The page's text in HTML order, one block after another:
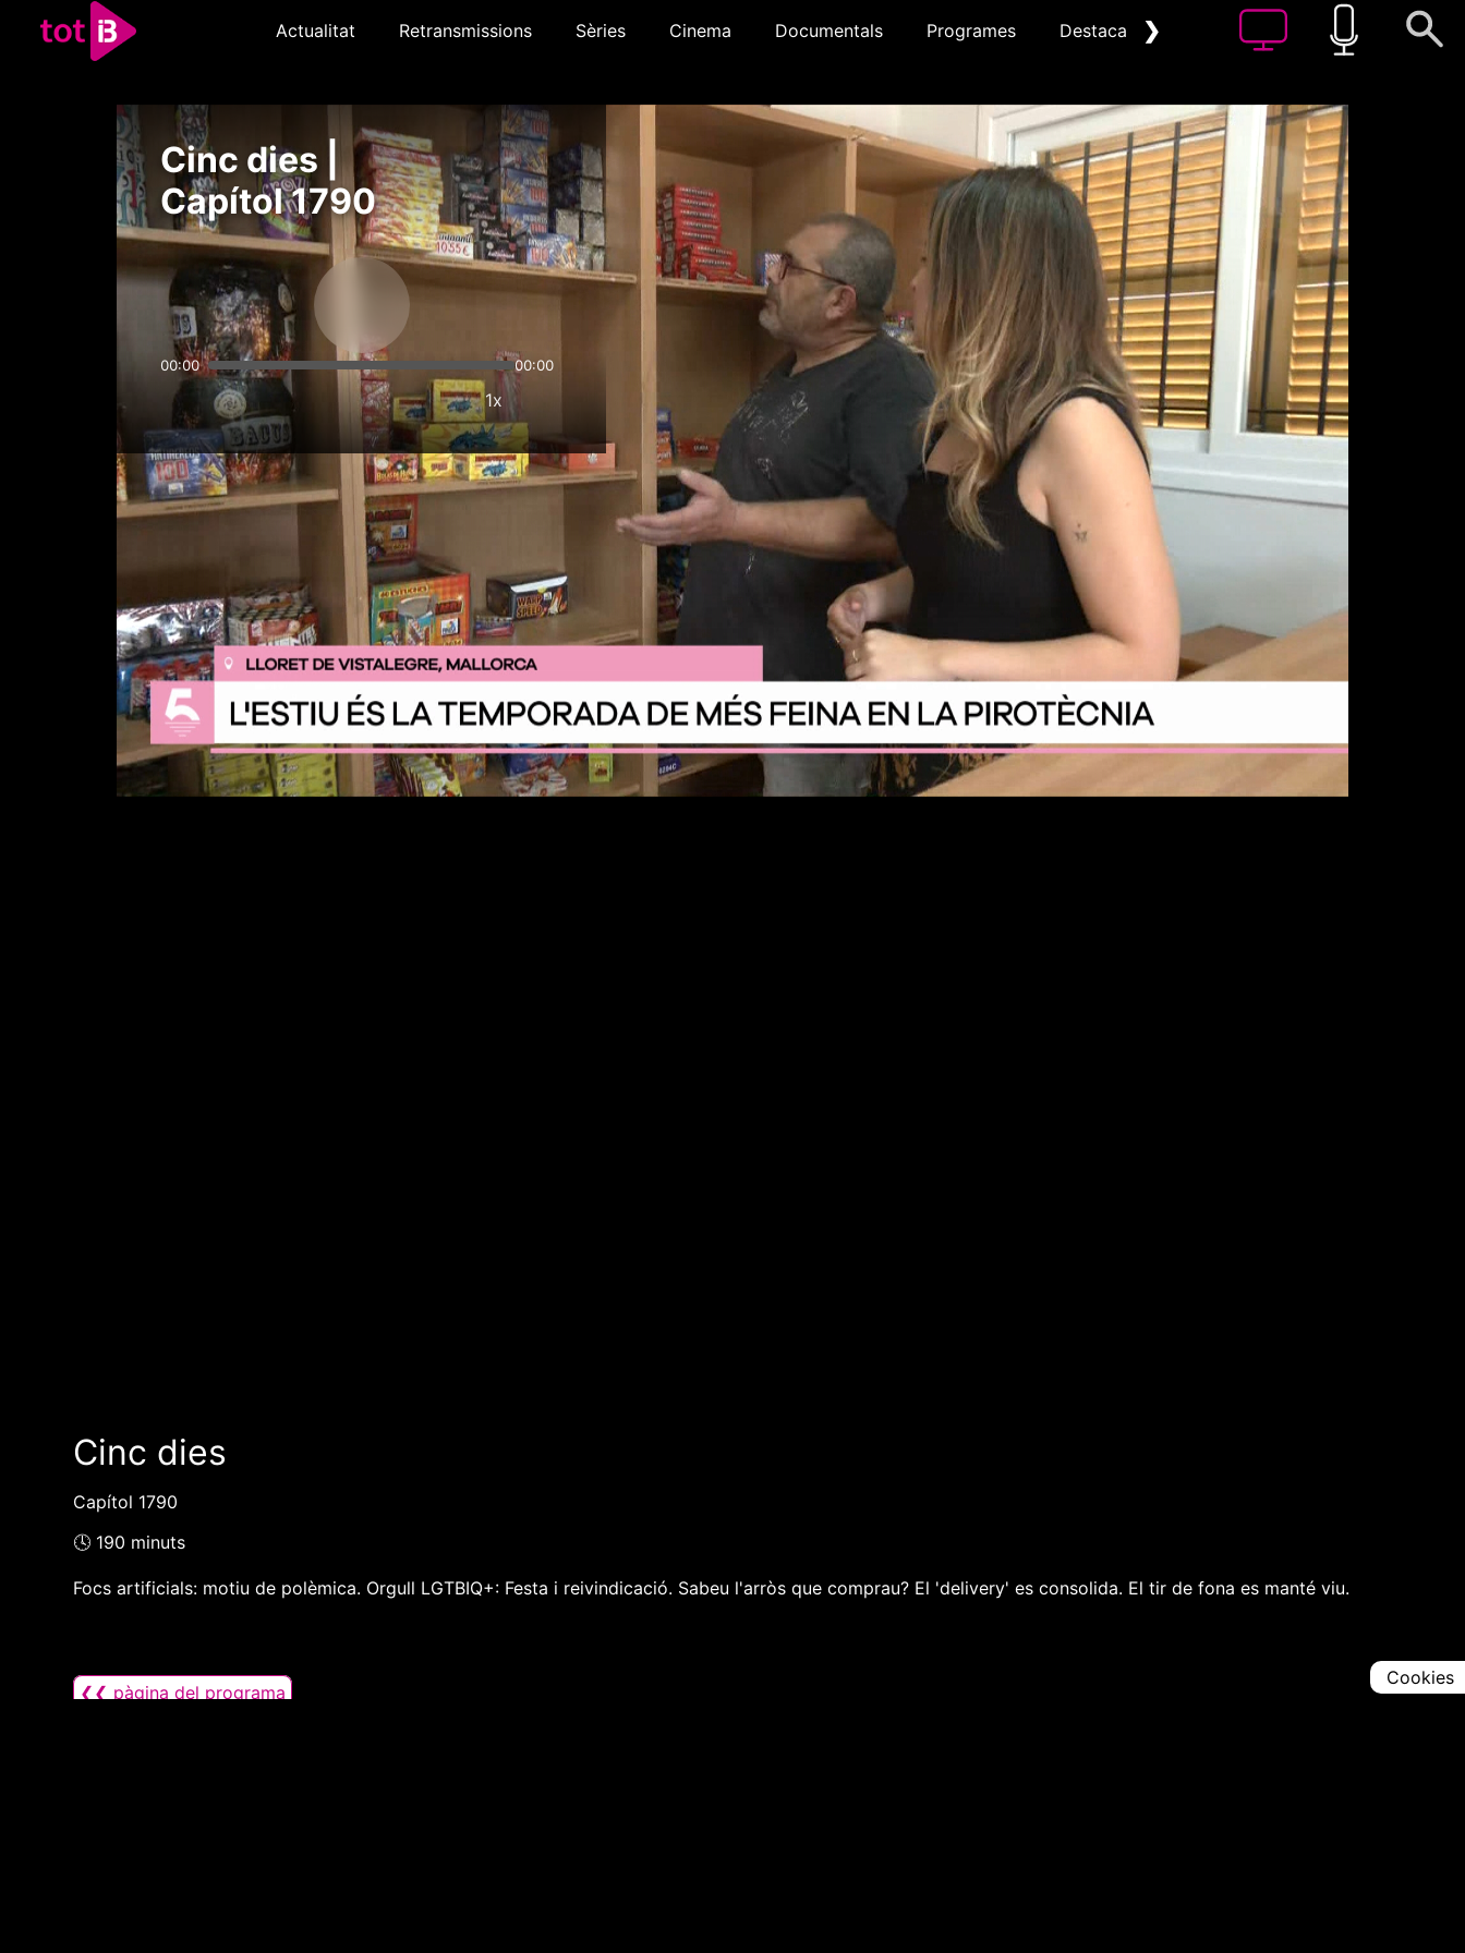
Actualitat Retransmissions Sèries Cinema Documentals Programes Destacat ❯
Cinc dies |
Capítol 1790
00:00 00:00
1x
Cinc dies
Capítol 1790
🕓 190 minuts
Focs artificials: motiu de polèmica. Orgull LGTBIQ+: Festa i reivindicació. Sabeu l'arròs que comprau? El 'delivery' es consolida. El tir de fona es manté viu.
❮❮ pàgina del programa
Cookies